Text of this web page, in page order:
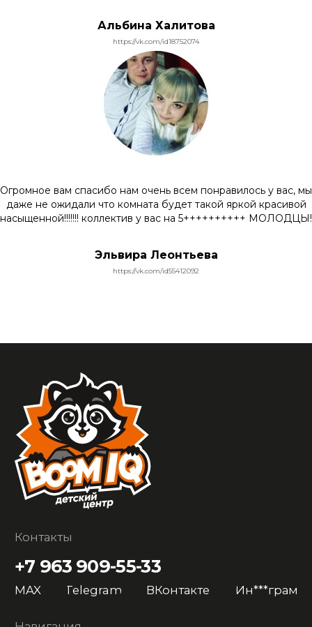
Альбина Халитова
https://vk.com/id18752074
Огромное вам спасибо нам очень всем понравилось у вас, мы
даже не ожидали что комната будет такой яркой красивой
насыщенной!!!!!!! коллектив у вас на 5++++++++++ МОЛОДЦЫ!
Эльвира Леонтьева
https://vk.com/id55412092